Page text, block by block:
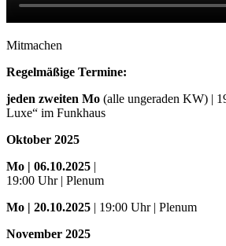
Mitmachen
Regelmäßige Termine:
jeden zweiten Mo (alle ungeraden KW) |
Luxe“ im Funkhaus
Oktober 2025
Mo | 06.10.2025 |
19:00 Uhr | Plenum
Mo | 20.10.2025 | 19:00 Uhr | Plenum
November 2025